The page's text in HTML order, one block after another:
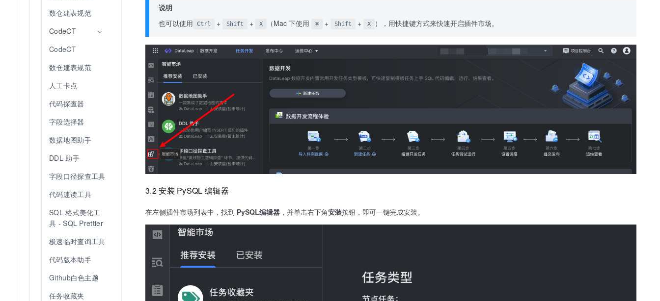
数仓建表规范
CodeCT
CodeCT
数仓建表规范
人工卡点
代码探查器
字段选择器
数据地图助手
DDL 助手
字段口径探查工具
代码速读工具
SQL 格式美化工
具 - SQL Prettier
极速临时查询工具
代码版本助手
Github白色主题
任务收藏夹
说明
也可以使用
Ctrl + Shift + X （Mac 下使用 ⌘ + Shift + X ），用快捷键方式来快速开启插件市场。
3.2 安装 PySQL 编辑器
在左侧插件市场列表中，找到 PySQL编辑器 ，并单击右下角安装按钮，即可一键完成安装。